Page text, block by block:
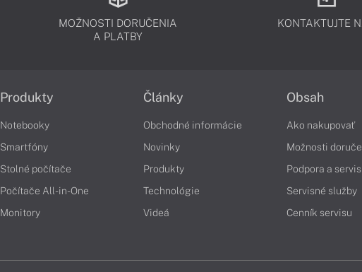
MOŽNOSTI DORUČENIA
A PLATBY
KONTAKTUJTE
Produkty
Notebooky
Smartfóny
Stolné počítače
Počítače All-in-One
Monitory
Články
Obchodné informácie
Novinky
Produkty
Technológie
Videá
Obsah
Ako nakupovať
Možnosti
Podpora a servis
Servisné služby
Cenník servisu